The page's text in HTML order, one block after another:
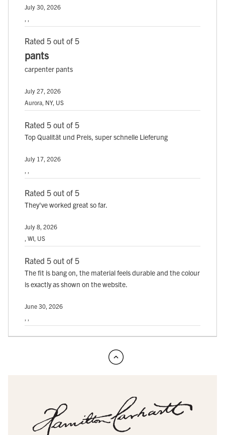
July 30, 2026
, ,
Rated 5 out of 5
pants
carpenter pants
July 27, 2026
Aurora, NY, US
Rated 5 out of 5
Top Qualität und Preis, super schnelle Lieferung
July 17, 2026
, ,
Rated 5 out of 5
They've worked great so far.
July 8, 2026
, WI, US
Rated 5 out of 5
The fit is bang on, the material feels durable and the colour
is exactly as shown on the website.
June 30, 2026
, ,